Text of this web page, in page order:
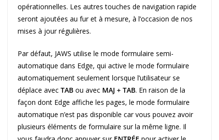
opérationnelles. Les autres touches de navigation rapide
seront ajoutées au fur et à mesure, à l’occasion de nos
mises à jour régulières.
Par défaut, JAWS utilise le mode formulaire semi-
automatique dans Edge, qui active le mode formulaire
automatiquement seulement lorsque l’utilisateur se
déplace avec TAB ou avec MAJ + TAB. En raison de la
façon dont Edge affiche les pages, le mode formulaire
automatique n’est pas disponible car vous pouvez avoir
plusieurs éléments de formulaire sur la même ligne. Il